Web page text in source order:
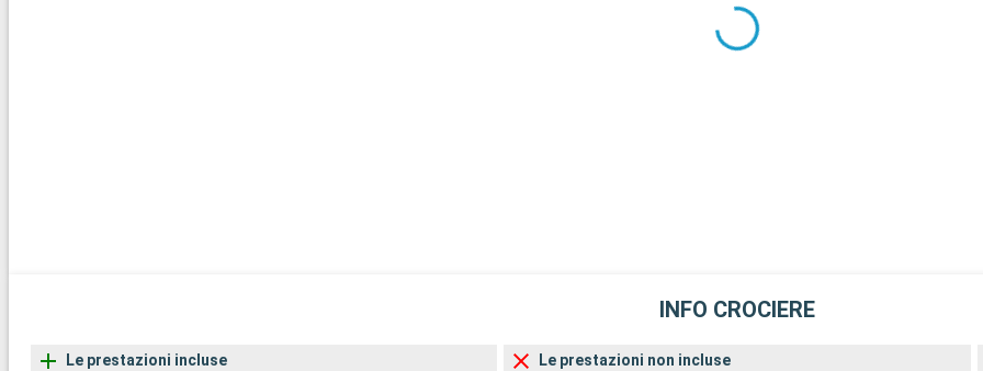
INFO CROCIERE
Le prestazioni incluse Le prestazioni non incluse